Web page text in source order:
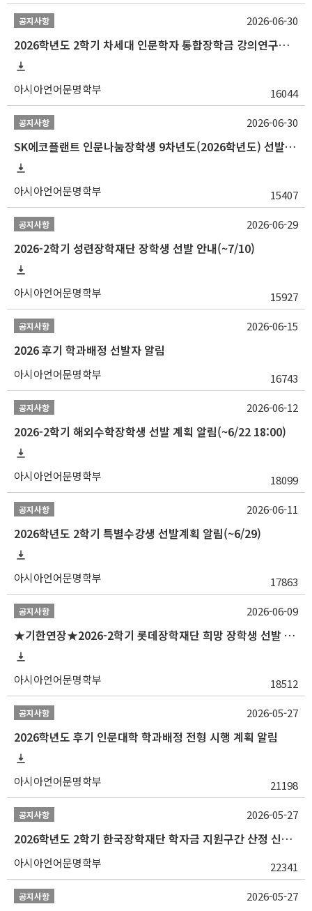
공지사항
2026학년도 2학기 차세대 인문학자 통합장학금 강의연구조교 선발 안내(~7/8)
아시아언어문명학부 16044
2026-06-30
공지사항
SK에코플랜트 인문나눔장학생 9차년도(2026학년도) 선발 안내(~7/20)
아시아언어문명학부 15407
2026-06-30
공지사항
2026-2학기 성련장학재단 장학생 선발 안내(~7/10)
아시아언어문명학부 15927
2026-06-29
공지사항
2026 후기 학과배정 선발자 알림
아시아언어문명학부 16743
2026-06-15
공지사항
2026-2학기 해외수학장학생 선발 계획 알림(~6/22 18:00)
아시아언어문명학부 18099
2026-06-12
공지사항
2026학년도 2학기 특별수강생 선발계획 알림(~6/29)
아시아언어문명학부 17863
2026-06-11
공지사항
★기한연장★2026-2학기 롯데장학재단 희망 장학생 선발 안내(~6/15
아시아언어문명학부 18512
2026-06-09
공지사항
2026학년도 후기 인문대학 학과배정 전형 시행 계획 알림
아시아언어문명학부 21198
2026-05-27
공지사항
2026학년도 2학기 한국장학재단 학자금 지원구간 산정 신청 안내
아시아언어문명학부 22341
2026-05-27
공지사항 2026-05-27